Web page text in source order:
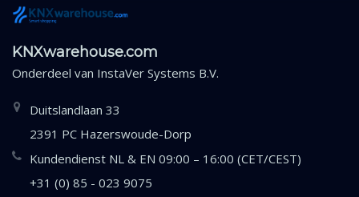
KNXwarehouse.com
Onderdeel van InstaVer Systems B.V.
Duitslandlaan 33
2391 PC Hazerswoude-Dorp
Kundendienst NL & EN 09:00 – 16:00 (CET/CEST)
+31 (0) 85 - 023 9075